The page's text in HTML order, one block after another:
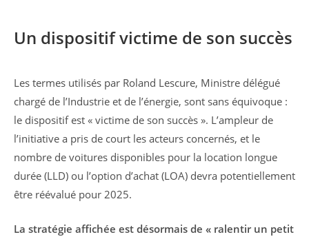
Un dispositif victime de son succès
Les termes utilisés par Roland Lescure, Ministre délégué
chargé de l’Industrie et de l’énergie, sont sans équivoque :
le dispositif est « victime de son succès ». L’ampleur de
l’initiative a pris de court les acteurs concernés, et le
nombre de voitures disponibles pour la location longue
durée (LLD) ou l’option d’achat (LOA) devra potentiellement
être réévalué pour 2025.
La stratégie affichée est désormais de « ralentir un petit